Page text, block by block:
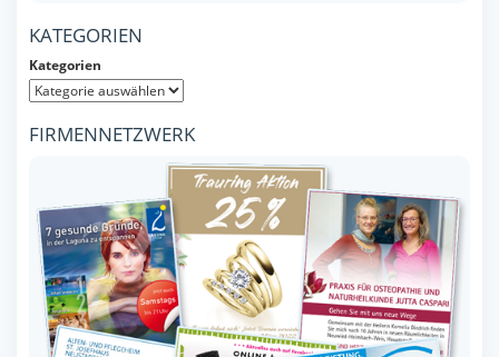
KATEGORIEN
Kategorien
FIRMENNETZWERK